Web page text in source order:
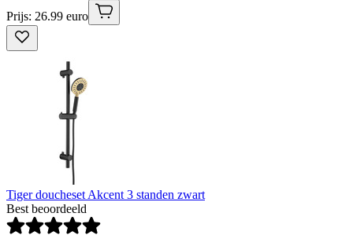
Prijs: 26.99 euro
Tiger doucheset Akcent 3 standen zwart
Best beoordeeld